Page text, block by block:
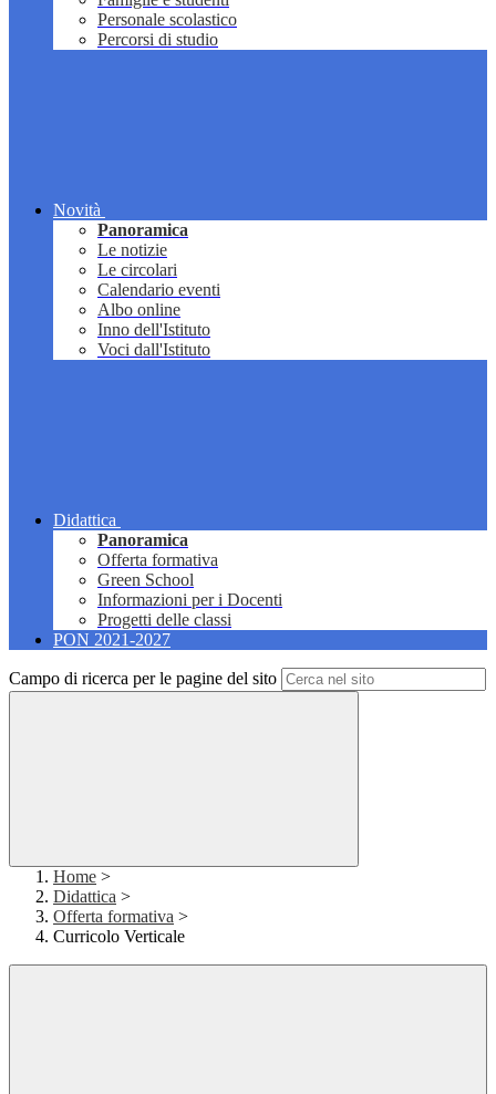
Personale scolastico
Percorsi di studio
Novità
Panoramica
Le notizie
Le circolari
Calendario eventi
Albo online
Inno dell'Istituto
Voci dall'Istituto
Didattica
Panoramica
Offerta formativa
Green School
Informazioni per i Docenti
Progetti delle classi
PON 2021-2027
Campo di ricerca per le pagine del sito
Home >
Didattica >
Offerta formativa >
Curricolo Verticale